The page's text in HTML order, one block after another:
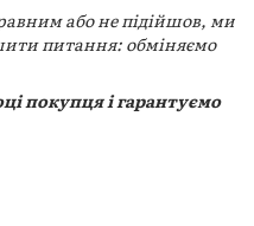
або не підійшов, ми
питання: обміняємо
покупця і гарантуємо